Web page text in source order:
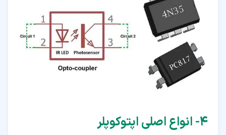
۴‏- انواع اصلی اپتوکوپلر